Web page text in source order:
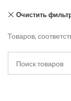
Очистить
Товаров,